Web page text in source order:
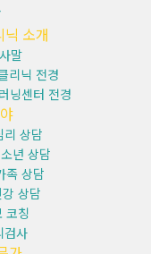
소개
말
리닉 전경
닝센터 전경
리 상담
년 상담
족 상담
상담
코칭
검사